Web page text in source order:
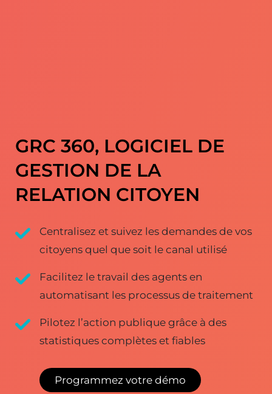
GRC 360, LOGICIEL DE
GESTION DE LA
RELATION CITOYEN
Centralisez et suivez les demandes de vos
citoyens quel que soit le canal utilisé
Facilitez le travail des agents en
automatisant les processus de traitement
Pilotez l’action publique grâce à des
statistiques complètes et fiables
Programmez votre démo